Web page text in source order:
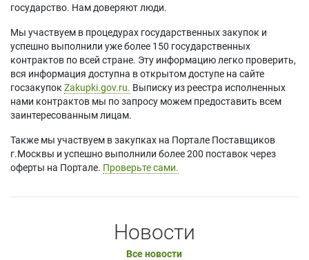
государство. Нам доверяют люди.
Мы участвуем в процедурах государственных закупок и
успешно выполнили уже более 150 государственных
контрактов по всей стране. Эту информацию легко проверить,
вся информация доступна в открытом доступе на сайте
госзакупок Zakupki.gov.ru. Выписку из реестра исполненных
нами контрактов мы по запросу можем предоставить всем
заинтересованным лицам.
Также мы участвуем в закупках на Портале Поставщиков
г.Москвы и успешно выполнили более 200 поставок через
оферты на Портале. Проверьте сами.
Новости
Все новости